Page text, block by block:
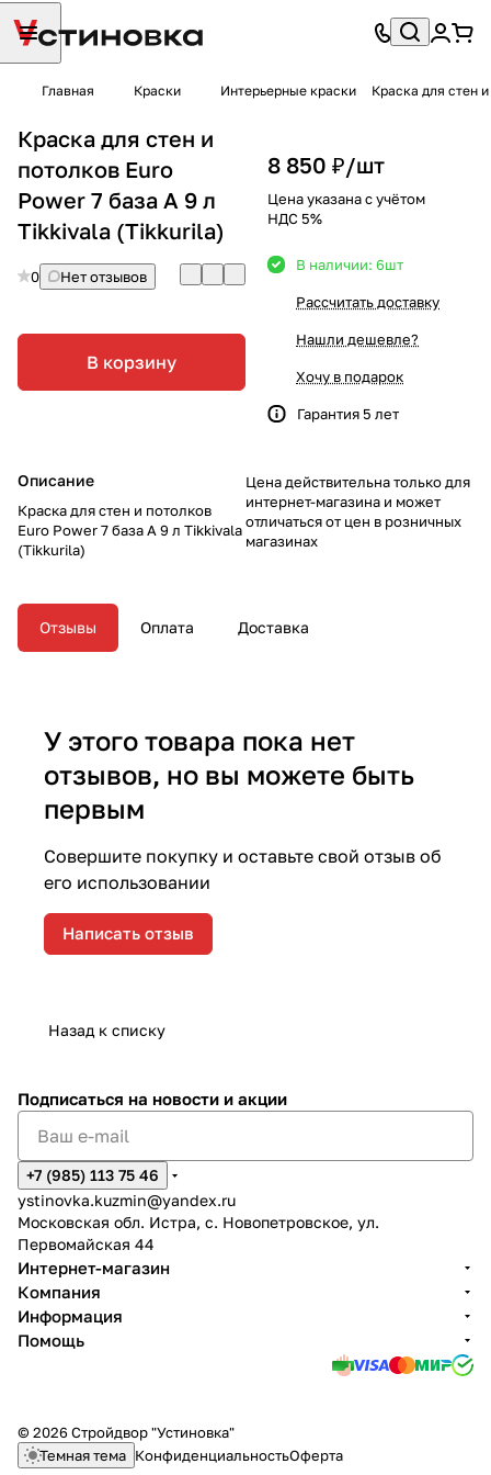
Главная Краски Интерьерные краски Краска для стен
Краска для стен и
потолков Euro
Power 7 база A 9 л
Tikkivala (Tikkurila)
0 Нет отзывов
В корзину
Описание
Краска для стен и потолков
Euro Power 7 база A 9 л Tikkivala
(Tikkurila)
8 850 ₽/шт
Цена указана с учётом
НДС 5%
В наличии: 6шт
Рассчитать доставку
Нашли дешевле?
Хочу в подарок
Гарантия 5 лет
Цена действительна только для
интернет-магазина и может
отличаться от цен в розничных
магазинах
Отзывы Оплата Доставка
У этого товара пока нет
отзывов, но вы можете быть
первым
Совершите покупку и оставьте свой отзыв об
его использовании
Написать отзыв
Назад к списку
Подписаться на новости и акции
+7 (985) 113 75 46
ystinovka.kuzmin@yandex.ru
Московская обл. Истра, с. Новопетровское, ул.
Первомайская 44
Интернет-магазин
Компания
Информация
Помощь
© 2026 Стройдвор "Устиновка"
Темная тема КонфиденциальностьОферта